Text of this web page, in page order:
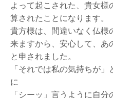
よって起こされた、貴女
算されたことになります。
貴方様は、間違いなく仏様
来ますから、安心して、あ
と申されました。
「それでは私の気持ちが
に
「シーッ」言うように自